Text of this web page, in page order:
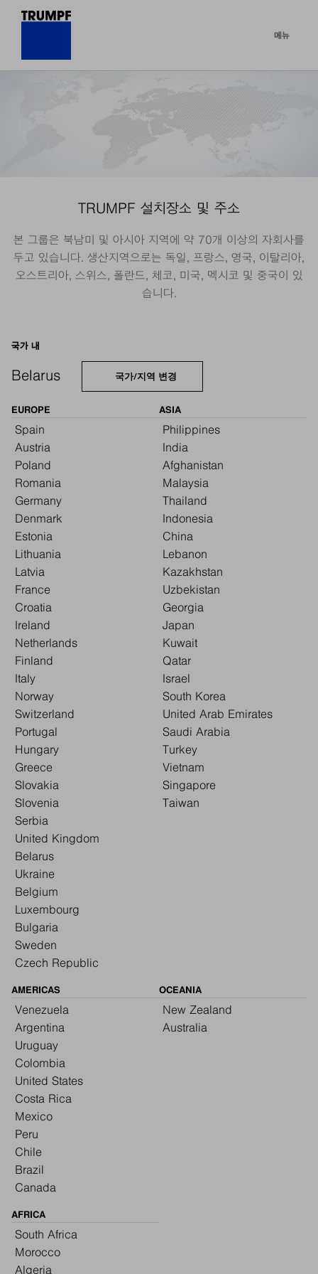
메뉴
TRUMPF 설치장소 및 주소
본 그룹은 북남미 및 아시아 지역에 약 70개 이상의 자회사를
두고 있습니다. 생산지역으로는 독일, 프랑스, 영국, 이탈리아,
오스트리아, 스위스, 폴란드, 체코, 미국, 멕시코 및 중국이 있
습니다.
국가 내
Belarus 국가/지역 변경
EUROPE
Spain
Austria
Poland
Romania
Germany
Denmark
Estonia
Lithuania
Latvia
France
Croatia
Ireland
Netherlands
Finland
Italy
Norway
Switzerland
Portugal
Hungary
Greece
Slovakia
Slovenia
Serbia
United Kingdom
Belarus
Ukraine
Belgium
Luxembourg
Bulgaria
Sweden
Czech Republic
ASIA
Philippines
India
Afghanistan
Malaysia
Thailand
Indonesia
China
Lebanon
Kazakhstan
Uzbekistan
Georgia
Japan
Kuwait
Qatar
Israel
South Korea
United Arab Emirates
Saudi Arabia
Turkey
Vietnam
Singapore
Taiwan
AMERICAS
Venezuela
Argentina
Uruguay
Colombia
United States
Costa Rica
Mexico
Peru
Chile
Brazil
Canada
OCEANIA
New Zealand
Australia
AFRICA
South Africa
Morocco
Algeria